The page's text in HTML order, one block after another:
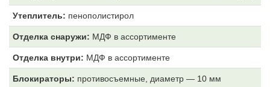
Утеплитель: пенополистирол
Отделка снаружи: МДФ в ассортименте
Отделка внутри: МДФ в ассортименте
Блокираторы: противосъемные, диаметр — 10 мм